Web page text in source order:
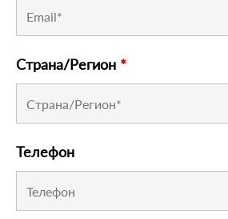
Страна/Регион *
Телефон